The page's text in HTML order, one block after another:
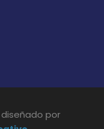
diseñado por